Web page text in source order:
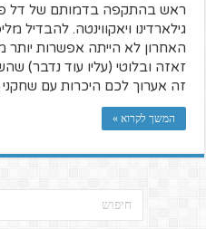
ראש בהתקפה בדמותם של דל
גילארדינו ויאקווינטה. להבדיל
האחרון לא הייתה אפשרות יותר
זאזה ובלוטי (עליו עוד נדבר)
זה אערוך לכם היכרות עם
המשך לקרוא »